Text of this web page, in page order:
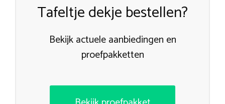
Tafeltje dekje bestellen?
Bekijk actuele aanbiedingen en
proefpakketten